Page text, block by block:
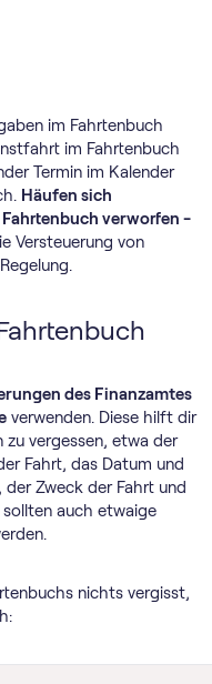
im Fahrtenbuch
im Fahrtenbuch
Termin im Kalender
Häufen sich
verworfen -
Versteuerung von
des Finanzamtes
verwenden. Diese hilft dir
vergessen, etwa der
Fahrt, das Datum und
Zweck der Fahrt und
auch etwaige
nichts vergisst,